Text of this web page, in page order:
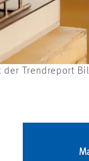
Trendreport